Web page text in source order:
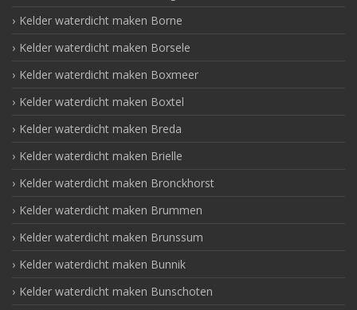
Kelder waterdicht maken Borne
Kelder waterdicht maken Borsele
Kelder waterdicht maken Boxmeer
Kelder waterdicht maken Boxtel
Kelder waterdicht maken Breda
Kelder waterdicht maken Brielle
Kelder waterdicht maken Bronckhorst
Kelder waterdicht maken Brummen
Kelder waterdicht maken Brunssum
Kelder waterdicht maken Bunnik
Kelder waterdicht maken Bunschoten